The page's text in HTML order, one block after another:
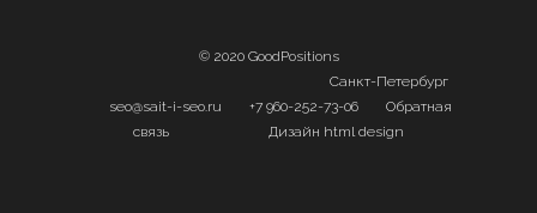
© 2020 GoodPositions
Санкт-Петербург
seo@sait-i-seo.ru
+7 960-252-73-06
Обратная
связь
Дизайн html design